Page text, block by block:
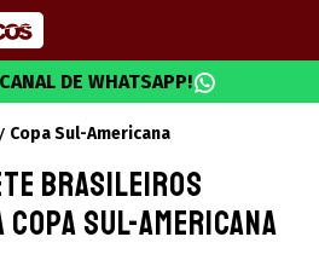
DE WHATSAPP!
Copa Sul-Americana
brasileiros
Copa Sul-Americana